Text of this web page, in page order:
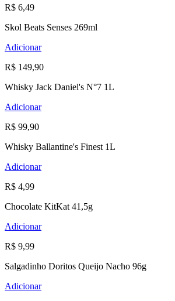
R$ 6,49
Skol Beats Senses 269ml
Adicionar
R$ 149,90
Whisky Jack Daniel's N°7 1L
Adicionar
R$ 99,90
Whisky Ballantine's Finest 1L
Adicionar
R$ 4,99
Chocolate KitKat 41,5g
Adicionar
R$ 9,99
Salgadinho Doritos Queijo Nacho 96g
Adicionar